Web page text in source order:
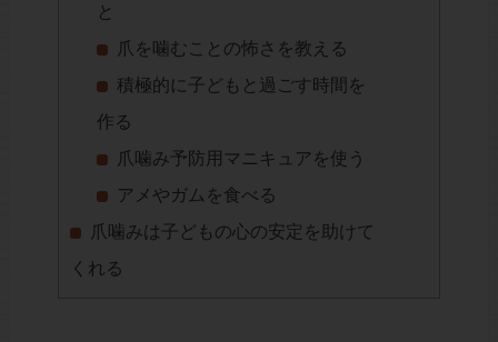
と
爪を噛むことの怖さを教える
積極的に子どもと過ごす時間を
作る
爪噛み予防用マニキュアを使う
アメやガムを食べる
爪噛みは子どもの心の安定を助けて
くれる